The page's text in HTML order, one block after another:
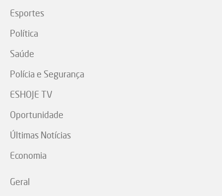
Esportes
Política
Saúde
Polícia e Segurança
ESHOJE TV
Oportunidade
Últimas Notícias
Economia
Geral